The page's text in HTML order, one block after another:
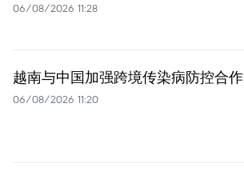
06/08/2026 11:28
越南与中国加强跨境传染病防控合作
06/08/2026 11:20